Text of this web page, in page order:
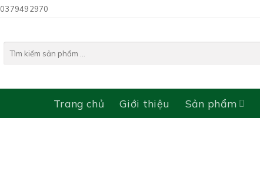
0379492970
kiếm:
Trang chủ Giới thiệu Sản phẩm